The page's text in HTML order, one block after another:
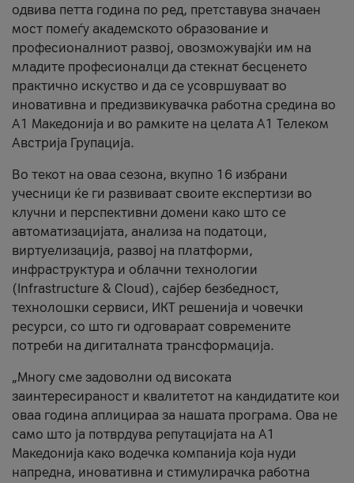
одвива петта година по ред, претставува значаен
мост помеѓу академското образование и
професионалниот развој, овозможувајќи им на
младите професионалци да стекнат бесценето
практично искуство и да се усовршуваат во
иновативна и предизвикувачка работна средина во
А1 Македонија и во рамките на целата А1 Телеком
Австрија Групација.
Во текот на оваа сезона, вкупно 16 избрани
учесници ќе ги развиваат своите експертизи во
клучни и перспективни домени како што се
автоматизацијата, анализа на податоци,
виртуелизација, развој на платформи,
инфраструктура и облачни технологии
(Infrastructure & Cloud), сајбер безбедност,
технолошки сервиси, ИКТ решенија и човечки
ресурси, со што ги одговараат современите
потреби на дигиталната трансформација.
„Многу сме задоволни од високата
заинтересираност и квалитетот на кандидатите кои
оваа година аплицираа за нашата програма. Ова не
само што ја потврдува репутацијата на А1
Македонија како водечка компанија која нуди
напредна, иновативна и стимулирачка работна